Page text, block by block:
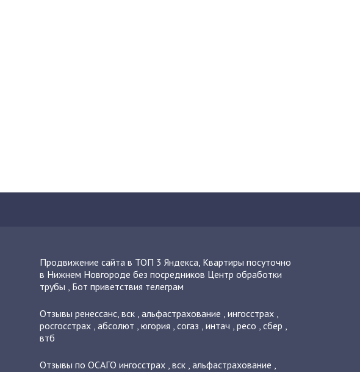
Продвижение сайта в ТОП 3 Яндекса, Квартиры посуточно
в Нижнем Новгороде без посредников Центр обработки
трубы , Бот приветствия телеграм
Отзывы ренессанс, вск, альфастрахование , ингосстрах,
росгосстрах, абсолют , югория , согаз , интач , ресо , сбер ,
втб
Отзывы по ОСАГО ингосстрах, вск, альфастрахование ,